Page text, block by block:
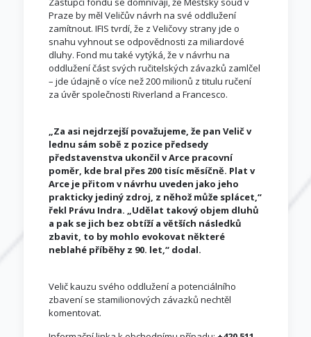
Praze by měl Veličův návrh na své oddlužení
zamítnout. IFIS tvrdí, že z Veličovy strany jde o
snahu vyhnout se odpovědnosti za miliardové
dluhy. Fond mu také vytýká, že v návrhu na
oddlužení část svých ručitelských závazků zamlčel
– jde údajně o více než 200 milionů z titulu ručení
za úvěr společnosti Riverland a Francesco.
„Za asi nejdrzejší považujeme, že pan Velič v
lednu sám sobě z pozice předsedy
představenstva ukončil v Arce pracovní
poměr, kde bral přes 200 tisíc měsíčně. Plat v
Arce je přitom v návrhu uveden jako jeho
prakticky jediný zdroj, z něhož může splácet,“
řekl Právu Indra. „Udělat takový objem dluhů
a pak se jich bez obtíží a větších následků
zbavit, to by mohlo evokovat některé
neblahé příběhy z 90. let,“ dodal.
Velič kauzu svého oddlužení a potenciálního
zbavení se stamilionových závazků nechtěl
komentovat.